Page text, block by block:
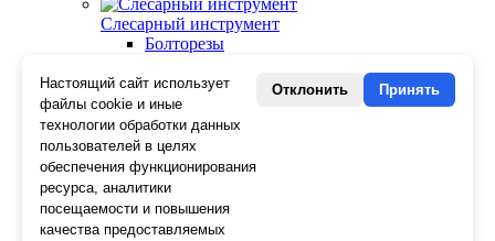
Слесарный инструмент
Болторезы
Круглогубцы
Тонкогубцы, утконосы
Бокорезы
Кувалды
Молотки
Головки
Зенкера, бородки, кернеры
Настоящий сайт использует
файлы cookie и иные
технологии обработки данных
пользователей в целях
обеспечения функционирования
ресурса, аналитики
посещаемости и повышения
качества предоставляемых
Отклонить Принять